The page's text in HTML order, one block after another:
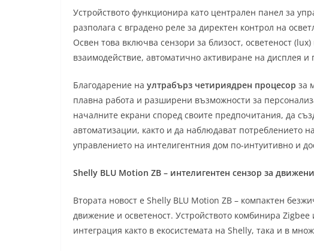
Устройството функционира като централен панел за
разполага с вградено реле за директен контрол на
Освен това включва сензори за близост, осветеност
взаимодействие, автоматично активиране на дисплея
Благодарение на ултрабърз четириядрен процесор за
плавна работа и разширени възможности за
началните екрани според своите предпочитания, да
автоматизации, както и да наблюдават потреблението
управлението на интелигентния дом по-интуитивно и
Shelly BLU Motion ZB – интелигентен сензор за
Втората новост е Shelly BLU Motion ZB – компактен
движение и осветеност. Устройството комбинира
интеграция както в екосистемата на Shelly, така и в